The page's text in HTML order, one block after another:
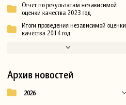
Отчет по результатам независимой
оценки качества 2023 год
Итоги проведения независимой оценки
качества 2014 год
Архив новостей
2026